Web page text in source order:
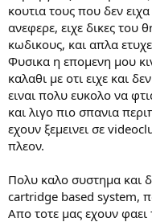
κουτια τους που δεν
ανεφερε, ειχε δικες του
κωδικους, και απλα
Φυσικα η επομενη μου
καλαθι με οτι ειχε και
ειναι πολυ ευκολο να
και λιγο πιο σπανια
εχουν ξεμεινει σε
πλεον.
Πολυ καλο συστημα και
cartridge based system,
Απο τοτε μας εχουν φαει